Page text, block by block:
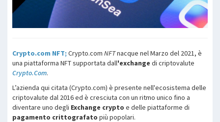
Crypto.com NFT; Crypto.com NFTnacque nel Marzo del 2021, è
una piattaforma NFT supportata dall'exchange di criptovalute
Crypto.Com.
L’azienda qui citata (Crypto.com) è presente nell'ecosistema delle
criptovalute dal 2016 ed è cresciuta con un ritmo unico fino a
diventare uno degli Exchange crypto e delle piattaforme di
pagamento crittografato più popolari.